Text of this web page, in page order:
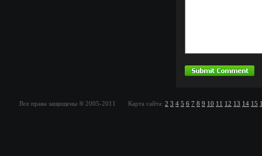
Все права защищены ® 2005-2011 Карта сайта: 2 3 4 5 6 7 8 9 10 11 12 13 14 15